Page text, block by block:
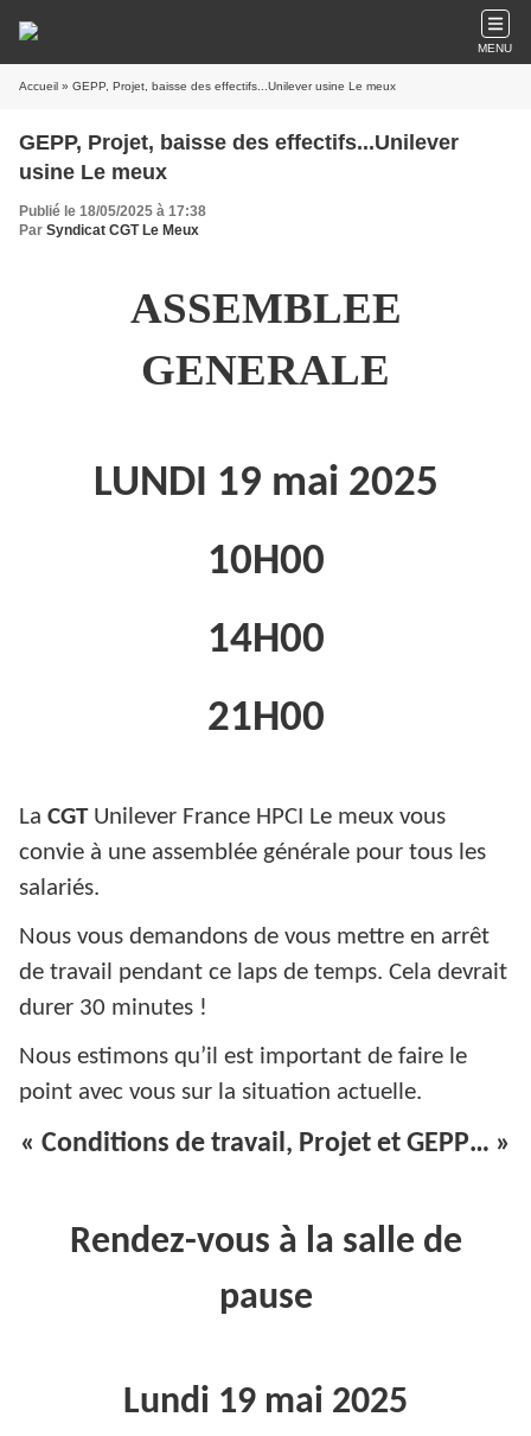
MENU
Accueil » GEPP, Projet, baisse des effectifs...Unilever usine Le meux
GEPP, Projet, baisse des effectifs...Unilever
usine Le meux
Publié le 18/05/2025 à 17:38
Par Syndicat CGT Le Meux
ASSEMBLEE
GENERALE
LUNDI 19 mai 2025
10H00
14H00
21H00
La CGTUnilever France HPCI Le meux vous
convie à une assemblée générale pour tous les
salariés.
Nous vous demandons de vous mettre en arrêt
de travail pendant ce laps de temps. Cela devrait
durer 30 minutes !
Nous estimons qu’il est important de faire le
point avec vous sur la situation actuelle.
« Conditions de travail, Projet et GEPP… »
Rendez-vous à la salle de
pause
Lundi 19 mai 2025